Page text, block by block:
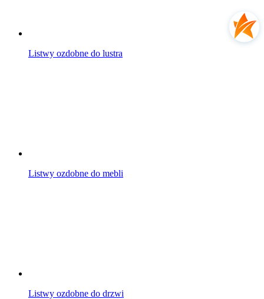
Listwy ozdobne do lustra
Listwy ozdobne do mebli
Listwy ozdobne do drzwi